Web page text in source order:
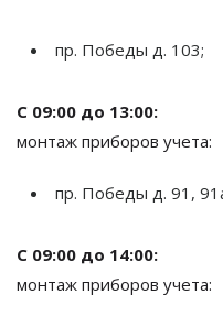
пр. Победы д. 103;
С 09:00 до 13:00:
монтаж приборов учета:
пр. Победы д. 91,
С 09:00 до 14:00:
монтаж приборов учета: